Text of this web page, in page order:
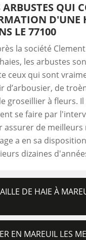
ARBUSTES QUI
D'UNE
LE 77100
la société
les arbustes
ceux qui sont
d’arbousier, de
groseillier à fleurs.
se faire par
assurer de meilleurs
a en sa
dizaines
DE HAIE À
EN MAREUIL LES